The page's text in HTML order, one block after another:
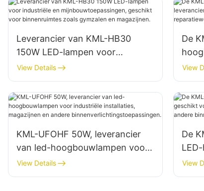
Leverancier van KML-HB30
150W LED-lampen voor
industriële en
mijnbouwtoepassingen,
geschikt voor binnenruimtes
zoals gymzalen en magazijnen.
View Details
De
View
KML-UFOHF 50W, leverancier
van led-hoogbouwlampen voor
industriële installaties,
magazijnen en andere
View Details
De
voor
View